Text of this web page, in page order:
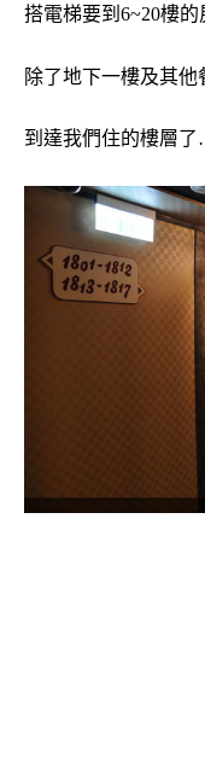
搭電梯要到6~20樓
除了地下一樓及其
到達我們住的樓層